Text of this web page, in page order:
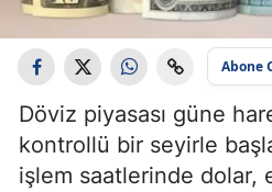
Abone
Döviz piyasası güne
kontrollü bir seyirle
işlem saatlerinde dolar,